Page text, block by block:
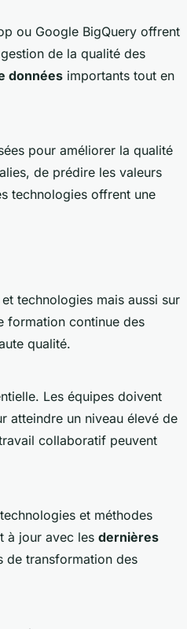
ou Google BigQuery offrent
de la qualité des
données importants tout en
pour améliorer la qualité
de prédire les valeurs
technologies offrent une
technologies mais aussi sur
formation continue des
qualité.
Les équipes doivent
atteindre un niveau élevé de
collaboratif peuvent
et méthodes
à jour avec les dernières
de transformation des